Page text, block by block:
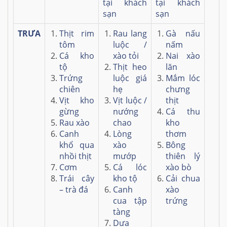
tại khách
sạn
tại khách
sạn
TRƯA
Thịt rim
tôm
Cá kho
tộ
Trứng
chiên
Vịt kho
gừng
Rau xào
Canh
khổ qua
nhồi thịt
Cơm
Trái cây
– trà đá
Rau lang
luộc /
xào tỏi
Thịt heo
luộc giá
hẹ
Vịt luộc /
nướng
chao
Lòng
xào
mướp
Cá lóc
kho tộ
Canh
cua tập
tàng
Dưa
Gà nấu
nấm
Nai xào
lăn
Mắm lóc
chưng
thịt
Cá thu
kho
thơm
Bông
thiên lý
xào bò
Cải chua
xào
trứng